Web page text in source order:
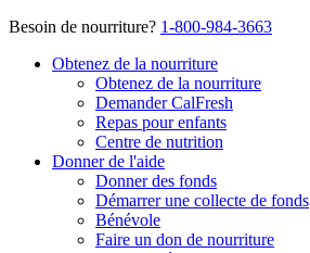
Besoin de nourriture? 1-800-984-3663
Obtenez de la nourriture
Obtenez de la nourriture
Demander CalFresh
Repas pour enfants
Centre de nutrition
Donner de l'aide
Donner des fonds
Démarrer une collecte de fonds
Bénévole
Faire un don de nourriture